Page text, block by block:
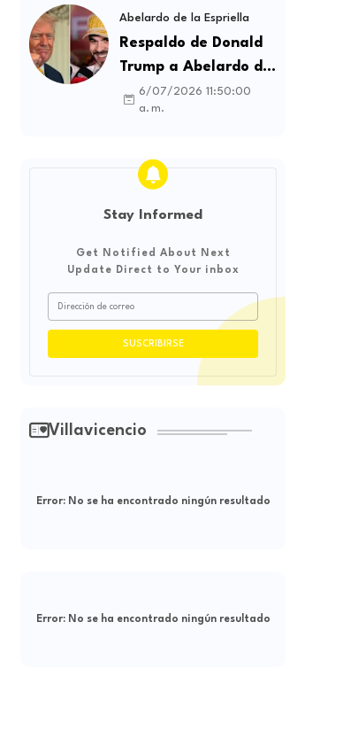
intermediación
laboral ilegal
Abelardo de la Espriella
Respaldo de Donald
Trump a Abelardo de
la Espriella genera
debate sobre
influencia
internacional
6/07/2026 11:50:00
a. m.
Stay Informed
Get Notified About Next
Update Direct to Your inbox
Villavicencio
Error:No se ha encontrado ningún resultado
Error:No se ha encontrado ningún resultado